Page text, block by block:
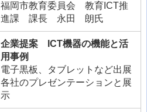
福岡市教育委員会 教育ICT推
進課 課長 永田 朗氏
企業提案 ICT機器の機能と活
用事例
電子黒板、タブレットなど出展
各社のプレゼンテーションと展
示